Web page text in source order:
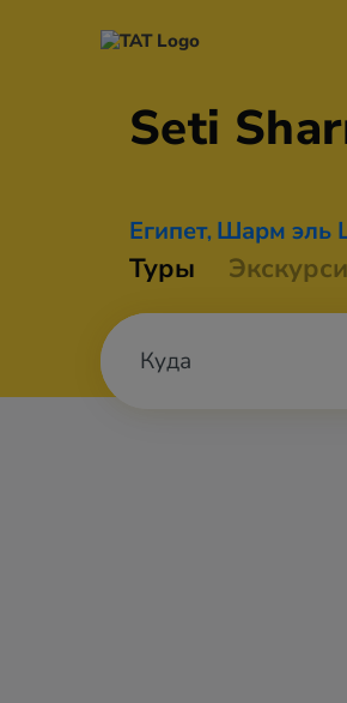
Seti
Египет, Шарм эль
Туры